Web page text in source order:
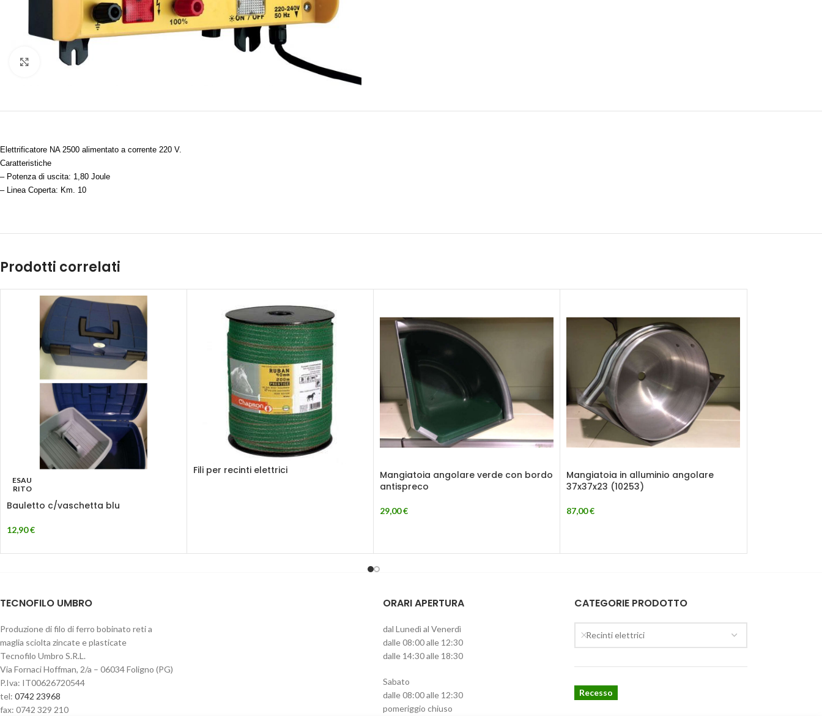
Clicca per ingrandire
Elettrificatore NA 2500 alimentato a corrente 220 V.
Caratteristiche
– Potenza di uscita: 1,80 Joule
– Linea Coperta: Km. 10
Prodotti correlati
ESAU
RITO
Bauletto c/vaschetta blu
12,90€
Fili per recinti elettrici
Mangiatoia angolare verde con bordo
antispreco
29,00€
Mangiatoia in alluminio angolare
37x37x23 (10253)
87,00€
TECNOFILO UMBRO
Produzione di filo di ferro bobinato reti a
maglia sciolta zincate e plasticate
Tecnofilo Umbro S.R.L.
Via Fornaci Hoffman, 2/a – 06034 Foligno (PG)
P.Iva: IT00626720544
tel: 0742 23968
fax: 0742 329 210
ORARI APERTURA
dal Lunedì al Venerdì
dalle 08:00 alle 12:30
dalle 14:30 alle 18:30
Sabato
dalle 08:00 alle 12:30
pomeriggio chiuso
CATEGORIE PRODOTTO
Recinti elettrici
Recesso